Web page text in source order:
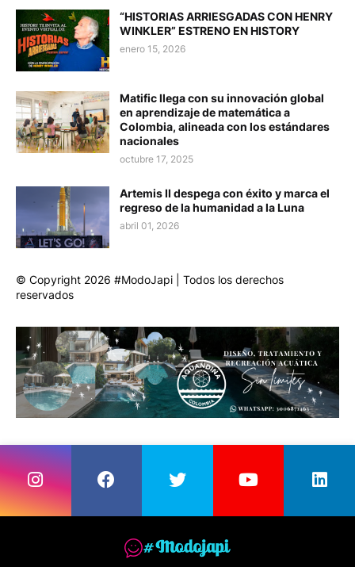
“HISTORIAS ARRIESGADAS CON HENRY
WINKLER” ESTRENO EN HISTORY
enero 15, 2026
Matific llega con su innovación global
en aprendizaje de matemática a
Colombia, alineada con los estándares
nacionales
octubre 17, 2025
Artemis II despega con éxito y marca el
regreso de la humanidad a la Luna
abril 01, 2026
© Copyright 2026 #ModoJapi | Todos los derechos
reservados